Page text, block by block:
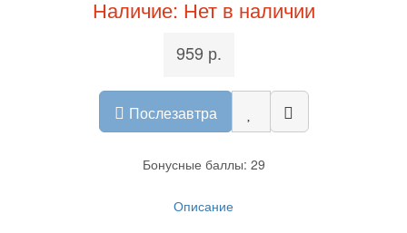
Наличие: Нет в наличии
959 р.
Послезавтра
Бонусные баллы: 29
Описание